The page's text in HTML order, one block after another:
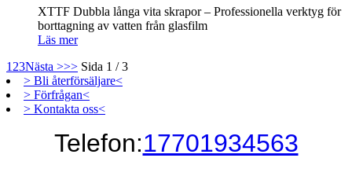
XTTF Dubbla långa vita skrapor – Professionella verktyg för
borttagning av vatten från glasfilm
Läs mer
1 23Nästa >>> Sida 1 / 3
> Bli återförsäljare<
> Förfrågan<
> Kontakta oss<
Telefon:17701934563